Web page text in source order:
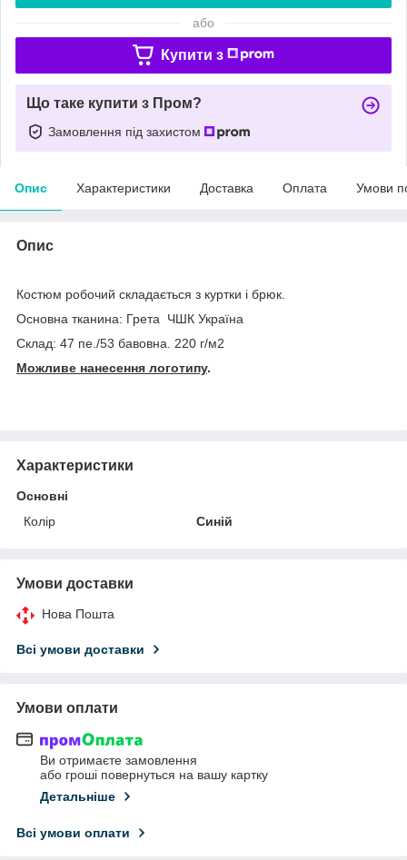
або
Купити з
Що таке купити з Пром?
Замовлення під захистом
Опис Характеристики Доставка Оплата Умови
Опис
Костюм робочий складається з куртки і брюк.
Основна тканина: Грета ЧШК Україна
Склад: 47 пе./53 бавовна. 220 г/м2
Можливе нанесення логотипу.
Характеристики
Основні
Колір
Синій
Умови доставки
Нова Пошта
Всі умови доставки
Умови оплати
Ви отримаєте замовлення
або гроші повернуться на вашу картку
Детальніше
Всі умови оплати